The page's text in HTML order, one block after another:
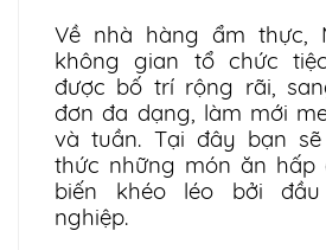
Về nhà hàng ẩm thực,
không gian tổ chức
được bố trí rộng rãi,
đơn đa dạng, làm mới
và tuần. Tại đây bạn
thức những món ăn hấp
biến khéo léo bởi
nghiệp.